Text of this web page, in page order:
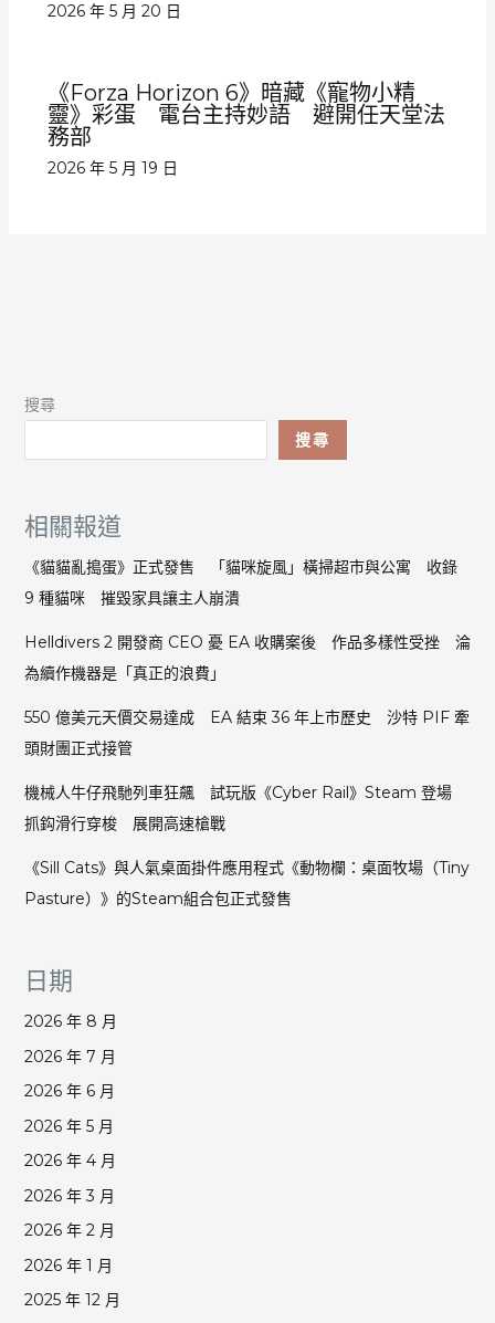
2026 年 5 月 20 日
《Forza Horizon 6》暗藏《寵物小精
靈》彩蛋 電台主持妙語 避開任天堂法
務部
2026 年 5 月 19 日
搜尋
搜尋
相關報道
《貓貓亂搗蛋》正式發售 「貓咪旋風」橫掃超市與公寓 收錄
9 種貓咪 摧毀家具讓主人崩潰
Helldivers 2 開發商 CEO 憂 EA 收購案後 作品多樣性受挫 淪
為續作機器是「真正的浪費」
550 億美元天價交易達成 EA 結束 36 年上市歷史 沙特 PIF 牽
頭財團正式接管
機械人牛仔飛馳列車狂飆 試玩版《Cyber Rail》Steam 登場
抓鈎滑行穿梭 展開高速槍戰
《Sill Cats》與人氣桌面掛件應用程式《動物欄：桌面牧場（Tiny
Pasture）》的Steam組合包正式發售
日期
2026 年 8 月
2026 年 7 月
2026 年 6 月
2026 年 5 月
2026 年 4 月
2026 年 3 月
2026 年 2 月
2026 年 1 月
2025 年 12 月